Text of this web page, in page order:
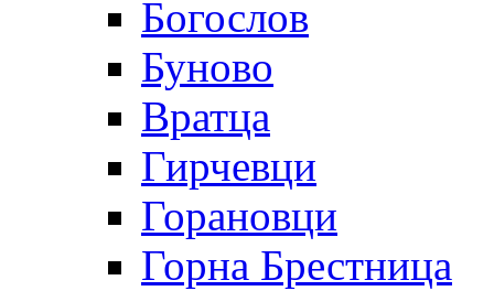
Богослов
Буново
Вратца
Гирчевци
Горановци
Горна Брестница